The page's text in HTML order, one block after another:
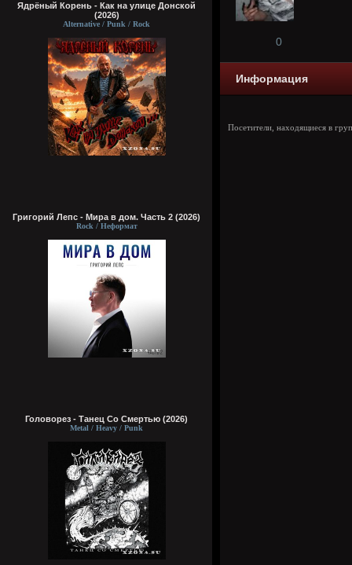
Ядрёный Корень - Как на улице Донской
(2026)
Alternative / Punk / Rock
Григорий Лепс - Мира в дом. Часть 2 (2026)
Rock / Неформат
Головорез - Tанец Со Смертью (2026)
Metal / Heavy / Punk
0
Информация
Посетители, находящиеся в